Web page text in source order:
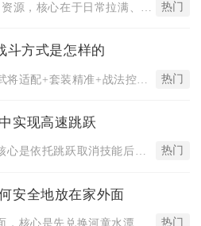
热门
斗方式是怎样的
热门
实现高速跳跃
在影之刃中实现高速跳跃，核心是依托跳跃取消技能后摇、低空速跳... 热门
安全地放在家外面
热门